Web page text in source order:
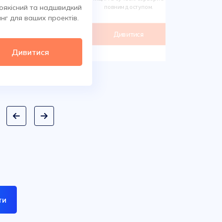
та надшвидкий
для ваших проектів.
Дивитися
повним доступом.
Дивитися